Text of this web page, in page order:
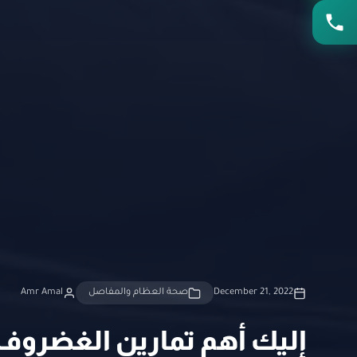
December 21, 2022 صحة العظام والمفاصل Amr Amal
إليك أهم تمارين